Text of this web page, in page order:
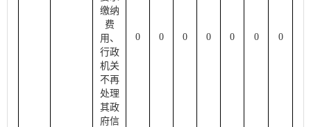
缴纳
费
用、
行政
机关
不再
处理
其政
府信
0 0 0 0 0 0 0